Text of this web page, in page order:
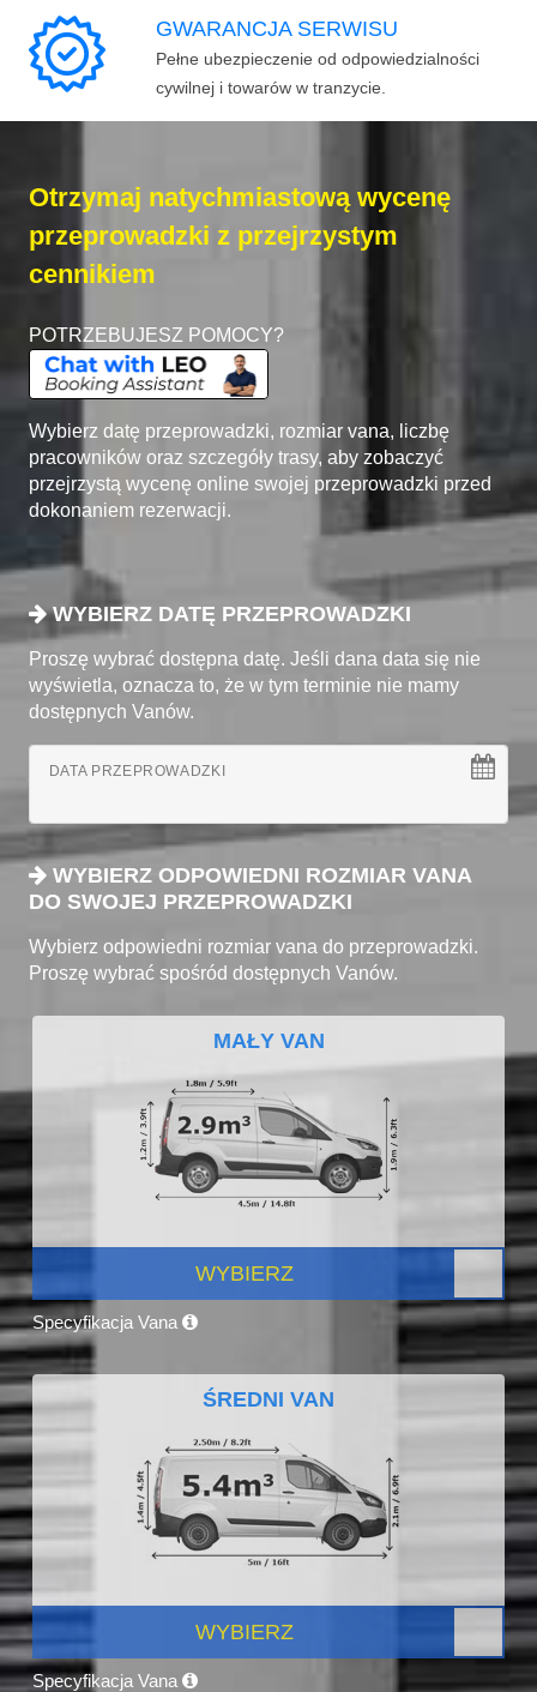
GWARANCJA SERWISU
Pełne ubezpieczenie od odpowiedzialności
cywilnej i towarów w tranzycie.
Otrzymaj natychmiastową wycenę
przeprowadzki z przejrzystym
cennikiem
POTRZEBUJESZ POMOCY?
Wybierz datę przeprowadzki, rozmiar vana, liczbę
pracowników oraz szczegóły trasy, aby zobaczyć
przejrzystą wycenę online swojej przeprowadzki przed
dokonaniem rezerwacji.
WYBIERZ DATĘ PRZEPROWADZKI
Proszę wybrać dostępna datę. Jeśli dana data się nie
wyświetla, oznacza to, że w tym terminie nie mamy
dostępnych Vanów.
DATA PRZEPROWADZKI
WYBIERZ ODPOWIEDNI ROZMIAR VANA
DO SWOJEJ PRZEPROWADZKI
Wybierz odpowiedni rozmiar vana do przeprowadzki.
Proszę wybrać spośród dostępnych Vanów.
MAŁY VAN
WYBIERZ
Specyfikacja Vana
ŚREDNI VAN
WYBIERZ
Specyfikacja Vana